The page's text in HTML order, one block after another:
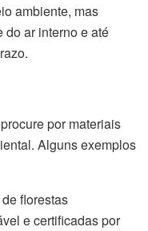
ambiente, mas
do ar interno e até
por materiais
Alguns exemplos
florestas
e certificadas por